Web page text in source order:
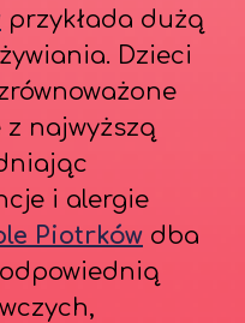
przykłada dużą
Dzieci
z najwyższą
i alergie
Piotrków dba